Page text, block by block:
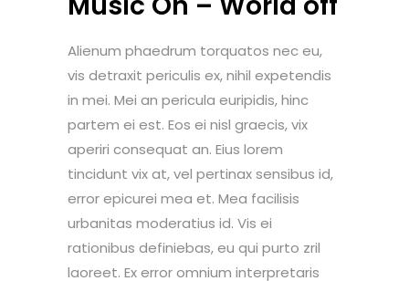
Alienum phaedrum torquatos nec eu,
vis detraxit periculis ex, nihil expetendis
in mei. Mei an pericula euripidis, hinc
partem ei est. Eos ei nisl graecis, vix
aperiri consequat an. Eius lorem
tincidunt vix at, vel pertinax sensibus id,
error epicurei mea et. Mea facilisis
urbanitas moderatius id. Vis ei
rationibus definiebas, eu qui purto zril
laoreet. Ex error omnium interpretaris